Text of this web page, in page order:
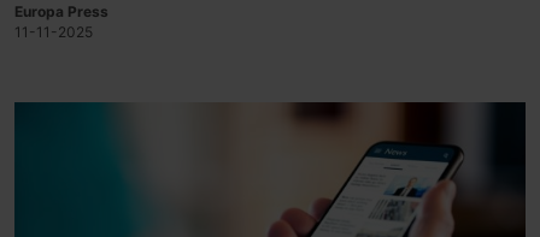
Europa Press
11-11-2025